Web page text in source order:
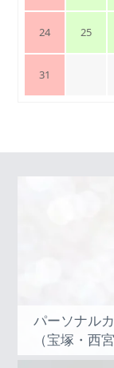
24 25
31
パーソナル
（宝塚・西宮